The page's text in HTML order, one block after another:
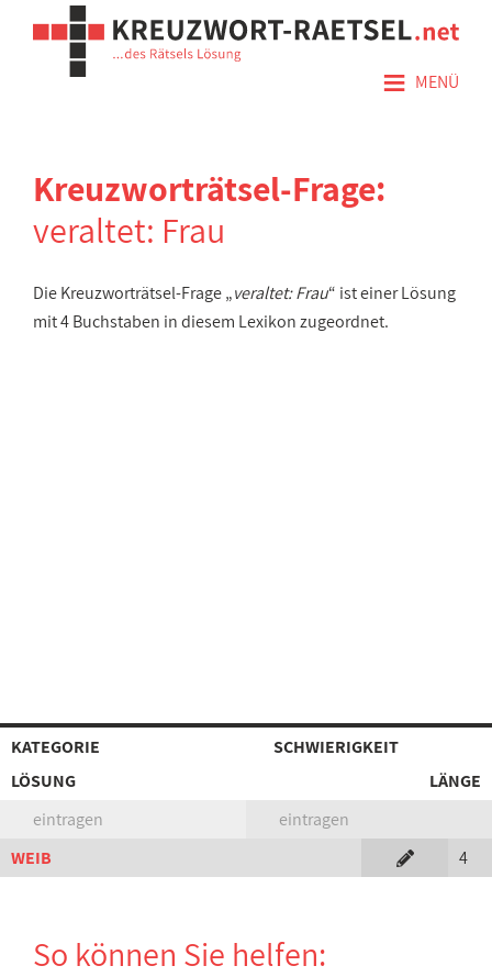
≡ MENÜ
Kreuzworträtsel-Frage:
veraltet: Frau
Die Kreuzworträtsel-Frage „veraltet: Frau“ ist einer Lösung
mit 4 Buchstaben in diesem Lexikon zugeordnet.
KATEGORIE
SCHWIERIGKEIT
LÖSUNG
LÄNGE
eintragen
eintragen
WEIB
4
So können Sie helfen: